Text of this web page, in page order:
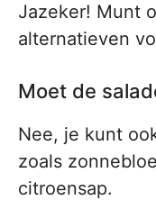
Jazeker! Munt
alternatieven
Moet de
Nee, je kunt
zoals
citroensap.